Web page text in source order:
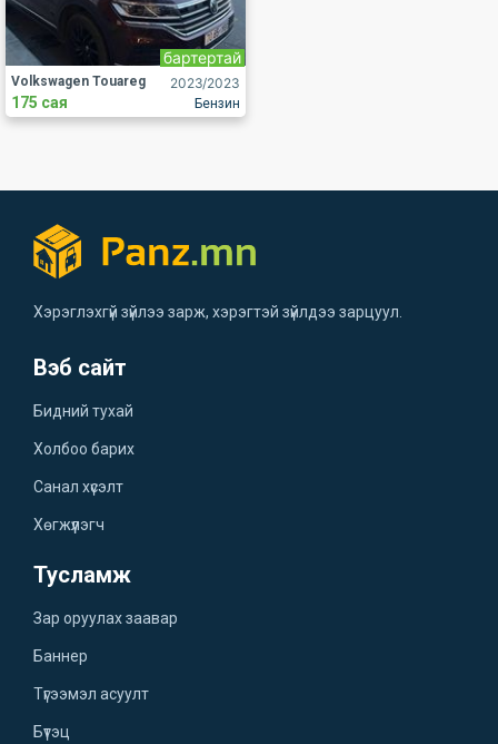
2023/2023
Бензин
бартертай
Volkswagen Touareg
175 сая
Хэрэглэхгүй зүйлээ зарж, хэрэгтэй зүйлдээ зарцуул.
Вэб сайт
Бидний тухай
Холбоо барих
Санал хүсэлт
Хөгжүүлэгч
Тусламж
Зар оруулах заавар
Баннер
Түгээмэл асуулт
Бүтэц